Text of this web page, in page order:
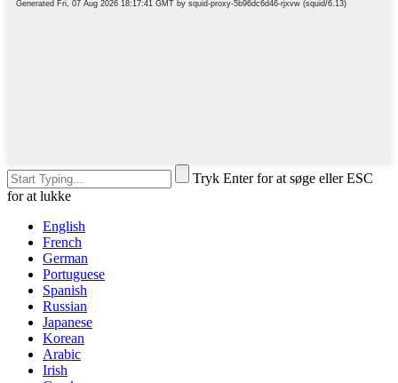
Tryk Enter for at søge eller ESC
for at lukke
English
French
German
Portuguese
Spanish
Russian
Japanese
Korean
Arabic
Irish